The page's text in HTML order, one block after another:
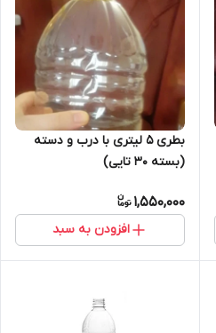
بطری ۵ لیتری با درب و دسته
(بسته ۳۰ تایی)
1,550,000
افزودن به سبد